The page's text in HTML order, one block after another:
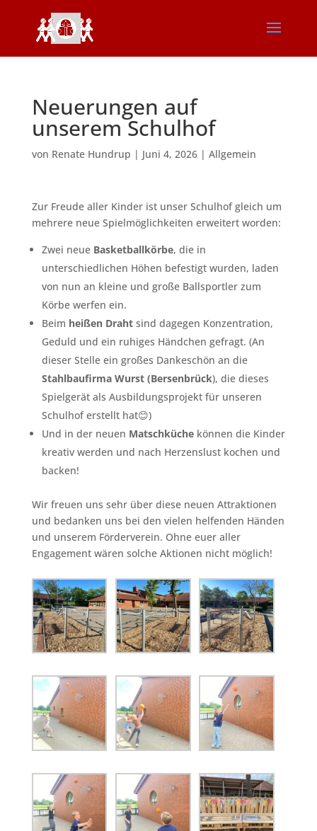
Neuerungen auf
unserem Schulhof
von Renate Hundrup | Juni 4, 2026| Allgemein
Zur Freude aller Kinder ist unser Schulhof gleich um
mehrere neue Spielmöglichkeiten erweitert worden:
Zwei neueBasketballkörbe, die in
unterschiedlichen Höhen befestigt wurden, laden
von nun an kleine und große Ballsportler zum
Körbe werfen ein.
Beim heißen Drahtsind dagegen Konzentration,
Geduld und ein ruhiges Händchen gefragt. (An
dieser Stelle ein großes Dankeschön an die
Stahlbaufirma Wurst (Bersenbrück), die dieses
Spielgerät als Ausbildungsprojekt für unseren
Schulhof erstellt hat😊)
Und in der neuen Matschküche können die Kinder
kreativ werden und nach Herzenslust kochen und
backen!
Wir freuen uns sehr über diese neuen Attraktionen
und bedanken uns bei den vielen helfenden Händen
und unserem Förderverein. Ohne euer aller
Engagement wären solche Aktionen nicht möglich!